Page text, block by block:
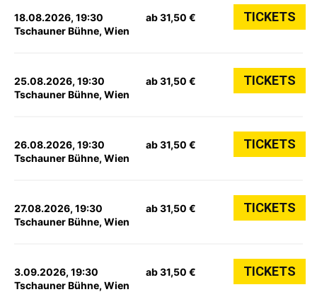
18.08.2026, 19:30
Tschauner Bühne, Wien
ab 31,50 € TICKETS
25.08.2026, 19:30
Tschauner Bühne, Wien
ab 31,50 € TICKETS
26.08.2026, 19:30
Tschauner Bühne, Wien
ab 31,50 € TICKETS
27.08.2026, 19:30
Tschauner Bühne, Wien
ab 31,50 € TICKETS
3.09.2026, 19:30
Tschauner Bühne, Wien
ab 31,50 € TICKETS